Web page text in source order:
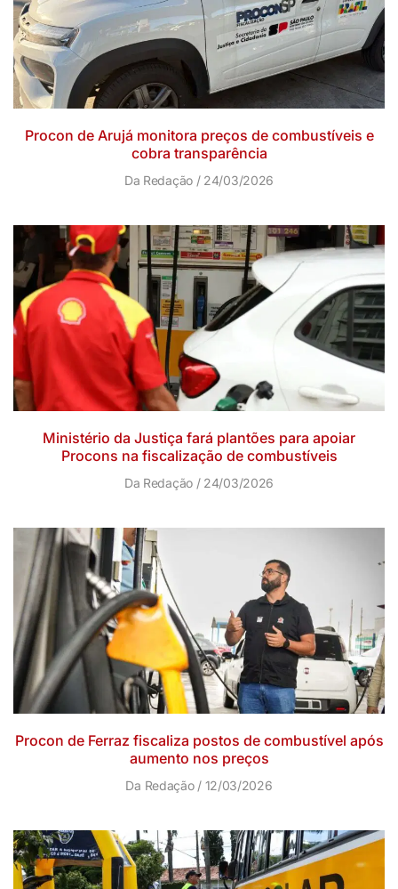
Procon de Arujá monitora preços de combustíveis e
cobra transparência
Da Redação 24/03/2026
Ministério da Justiça fará plantões para apoiar
Procons na fiscalização de combustíveis
Da Redação 24/03/2026
Procon de Ferraz fiscaliza postos de combustível após
aumento nos preços
Da Redação 12/03/2026